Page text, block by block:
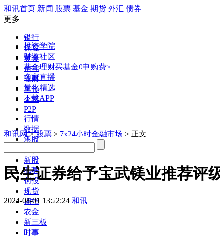
和讯首页 新闻 股票 基金 期货 外汇 债券
更多
银行
保险
黄金
信托
理财
互金
众筹
P2P
行情
数据
港股
新股
私募
创投
现货
期指
农金
新三板
时事
投资学院
财道社区
基金理财买基金0申购费>
名家直播
量化精选
下载APP
和讯网>股票 > 7x24小时金融市场 > 正文
民生证券给予宝武镁业推荐评
2024-08-01 13:22:24 和讯